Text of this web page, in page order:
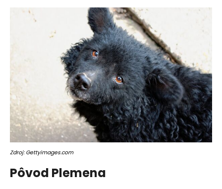
Zdroj: Gettyimages.com
Pôvod Plemena
HĽADAŤ
O
d
p
o
ú